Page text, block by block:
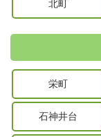
北町
栄町
石神井台